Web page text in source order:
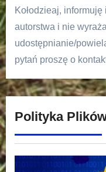
Kołodzieaj,
autorstwa i nie
udostępnianie/
pytań proszę o
Polityka